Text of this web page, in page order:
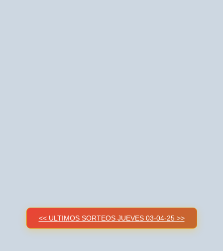
<< ULTIMOS SORTEOS JUEVES 03-04-25 >>